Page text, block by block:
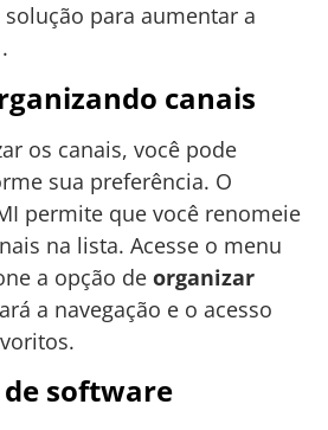
para aumentar a
canais
os canais, você pode
sua preferência. O
permite que você renomeie
na lista. Acesse o menu
a opção de organizar
a navegação e o acesso
software